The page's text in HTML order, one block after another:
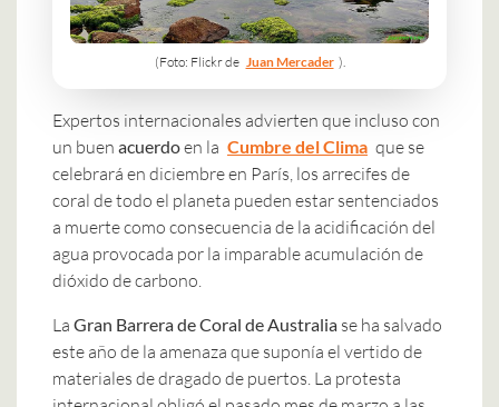
(Foto: Flickr de Juan Mercader ).
Expertos internacionales advierten que incluso con
un buen acuerdoen la Cumbre del Clima que se
celebrará en diciembre en París, los arrecifes de
coral de todo el planeta pueden estar sentenciados
a muerte como consecuencia de la acidificación del
agua provocada por la imparable acumulación de
dióxido de carbono.
La Gran Barrera de Coral de Australia se ha salvado
este año de la amenaza que suponía el vertido de
materiales de dragado de puertos. La protesta